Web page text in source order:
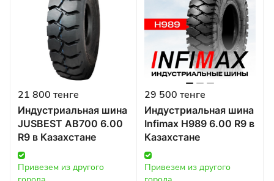
21 800 тенге
Индустриальная шина
JUSBEST AB700 6.00
R9 в Казахстане
Привезем из другого
29 500 тенге
Индустриальная шина
Infimax H989 6.00 R9 в
Казахстане
Привезем из другого